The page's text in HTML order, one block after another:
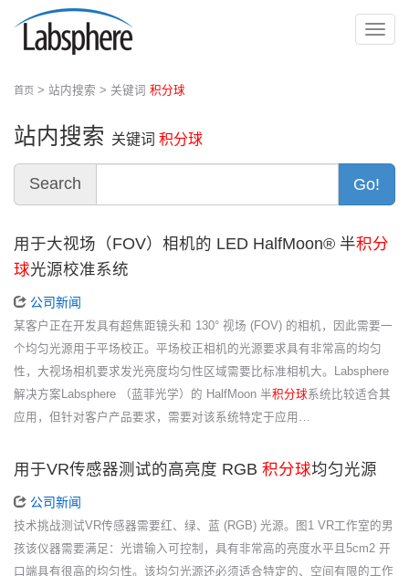
切
首页 > 站内搜索 > 关键词 积分球
站内搜索 关键词 积分球
Search Go!
用于大视场（FOV）相机的 LED HalfMoon® 半积分
球光源校准系统
公司新闻
某客户正在开发具有超焦距镜头和 130° 视场 (FOV) 的相机，因此需要一
个均匀光源用于平场校正。平场校正相机的光源要求具有非常高的均匀
性，大视场相机要求发光亮度均匀性区域需要比标准相机大。Labsphere
解决方案Labsphere （蓝菲光学）的 HalfMoon 半积分球系统比较适合其
应用，但针对客户产品要求，需要对该系统特定于应用…
用于VR传感器测试的高亮度 RGB 积分球均匀光源
公司新闻
技术挑战测试VR传感器需要红、绿、蓝 (RGB) 光源。图1 VR工作室的男
孩该仪器需要满足：光谱输入可控制，具有非常高的亮度水平且5cm2 开
口端具有很高的均匀性。该均匀光源还必须适合特定的、空间有限的工作